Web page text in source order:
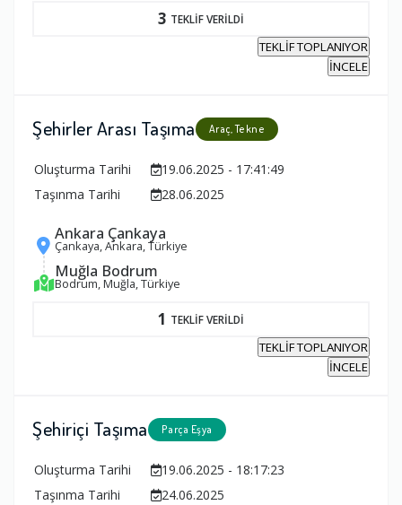
3 TEKLİF VERİLDİ
TEKLİF TOPLANIYOR
İNCELE
Şehirler Arası Taşıma Araç, Tekne
Oluşturma Tarihi
19.06.2025 - 17:41:49
Taşınma Tarihi
28.06.2025
Ankara Çankaya
Çankaya, Ankara, Türkiye
Muğla Bodrum
Bodrum, Muğla, Türkiye
1 TEKLİF VERİLDİ
TEKLİF TOPLANIYOR
İNCELE
Şehiriçi Taşıma Parça Eşya
Oluşturma Tarihi
19.06.2025 - 18:17:23
Taşınma Tarihi
24.06.2025